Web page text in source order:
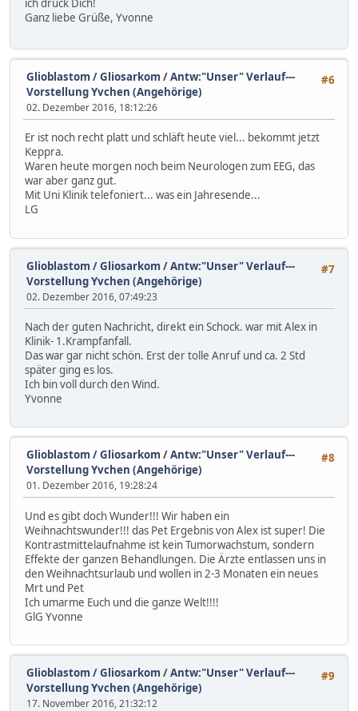
ich drück Dich!
Ganz liebe Grüße, Yvonne
#6
Glioblastom / Gliosarkom /Antw:"Unser" Verlauf---
Vorstellung Yvchen (Angehörige)
02. Dezember 2016, 18:12:26
Er ist noch recht platt und schläft heute viel... bekommt jetzt
Keppra.
Waren heute morgen noch beim Neurologen zum EEG, das
war aber ganz gut.
Mit Uni Klinik telefoniert... was ein Jahresende...
LG
#7
Glioblastom / Gliosarkom /Antw:"Unser" Verlauf---
Vorstellung Yvchen (Angehörige)
02. Dezember 2016, 07:49:23
Nach der guten Nachricht, direkt ein Schock. war mit Alex in
Klinik- 1.Krampfanfall.
Das war gar nicht schön. Erst der tolle Anruf und ca. 2 Std
später ging es los.
Ich bin voll durch den Wind.
Yvonne
#8
Glioblastom / Gliosarkom /Antw:"Unser" Verlauf---
Vorstellung Yvchen (Angehörige)
01. Dezember 2016, 19:28:24
Und es gibt doch Wunder!!! Wir haben ein
Weihnachtswunder!!! das Pet Ergebnis von Alex ist super! Die
Kontrastmittelaufnahme ist kein Tumorwachstum, sondern
Effekte der ganzen Behandlungen. Die Ärzte entlassen uns in
den Weihnachtsurlaub und wollen in 2-3 Monaten ein neues
Mrt und Pet
Ich umarme Euch und die ganze Welt!!!!
GlG Yvonne
#9
Glioblastom / Gliosarkom /Antw:"Unser" Verlauf---
Vorstellung Yvchen (Angehörige)
17. November 2016, 21:32:12